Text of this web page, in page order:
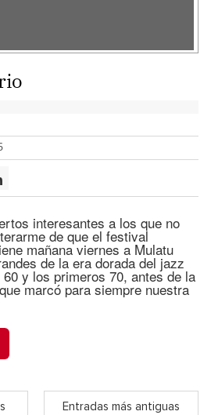
interesantes a los que no
de que el festival
mañana viernes a Mulatu
de la era dorada del jazz
y los primeros 70, antes de la
marcó para siempre nuestra
Entradas más antiguas